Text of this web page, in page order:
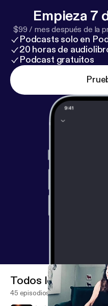
] * Facebook:
eo.dertangopodcast[
beceo.dertangopodcast
utube.com/
outube.com/
Empieza 7
$99 / mes después de la
Podcasts solo en
20 horas de
Podcast gratuitos
Todos los
45 episodios